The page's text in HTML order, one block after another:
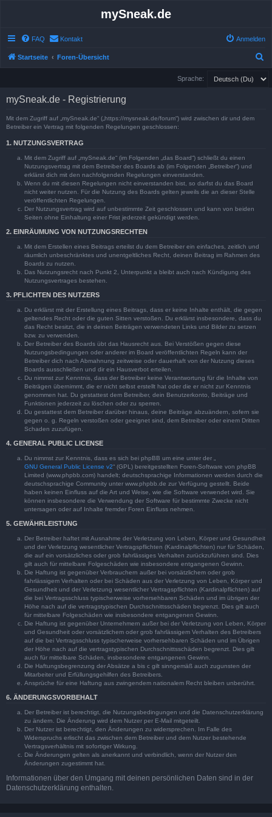
mySneak.de
FAQ Kontakt Anmelden
Startseite Foren-Übersicht
Sprache:
mySneak.de - Registrierung
Mit dem Zugriff auf „mySneak.de“ („https://mysneak.de/forum“) wird zwischen dir und dem
Betreiber ein Vertrag mit folgenden Regelungen geschlossen:
1. NUTZUNGSVERTRAG
Mit dem Zugriff auf „mySneak.de“ (im Folgenden „das Board“) schließt du einen
Nutzungsvertrag mit dem Betreiber des Boards ab (im Folgenden „Betreiber“) und
erklärst dich mit den nachfolgenden Regelungen einverstanden.
Wenn du mit diesen Regelungen nicht einverstanden bist, so darfst du das Board
nicht weiter nutzen. Für die Nutzung des Boards gelten jeweils die an dieser Stelle
veröffentlichten Regelungen.
Der Nutzungsvertrag wird auf unbestimmte Zeit geschlossen und kann von beiden
Seiten ohne Einhaltung einer Frist jederzeit gekündigt werden.
2. EINRÄUMUNG VON NUTZUNGSRECHTEN
Mit dem Erstellen eines Beitrags erteilst du dem Betreiber ein einfaches, zeitlich und
räumlich unbeschränktes und unentgeltliches Recht, deinen Beitrag im Rahmen des
Boards zu nutzen.
Das Nutzungsrecht nach Punkt 2, Unterpunkt a bleibt auch nach Kündigung des
Nutzungsvertrages bestehen.
3. PFLICHTEN DES NUTZERS
Du erklärst mit der Erstellung eines Beitrags, dass er keine Inhalte enthält, die gegen
geltendes Recht oder die guten Sitten verstoßen. Du erklärst insbesondere, dass du
das Recht besitzt, die in deinen Beiträgen verwendeten Links und Bilder zu setzen
bzw. zu verwenden.
Der Betreiber des Boards übt das Hausrecht aus. Bei Verstößen gegen diese
Nutzungsbedingungen oder anderer im Board veröffentlichten Regeln kann der
Betreiber dich nach Abmahnung zeitweise oder dauerhaft von der Nutzung dieses
Boards ausschließen und dir ein Hausverbot erteilen.
Du nimmst zur Kenntnis, dass der Betreiber keine Verantwortung für die Inhalte von
Beiträgen übernimmt, die er nicht selbst erstellt hat oder die er nicht zur Kenntnis
genommen hat. Du gestattest dem Betreiber, dein Benutzerkonto, Beiträge und
Funktionen jederzeit zu löschen oder zu sperren.
Du gestattest dem Betreiber darüber hinaus, deine Beiträge abzuändern, sofern sie
gegen o. g. Regeln verstoßen oder geeignet sind, dem Betreiber oder einem Dritten
Schaden zuzufügen.
4. GENERAL PUBLIC LICENSE
Du nimmst zur Kenntnis, dass es sich bei phpBB um eine unter der „
GNU General Public License v2“ (GPL) bereitgestellten Foren-Software von phpBB
Limited (www.phpbb.com) handelt; deutschsprachige Informationen werden durch die
deutschsprachige Community unter www.phpbb.de zur Verfügung gestellt. Beide
haben keinen Einfluss auf die Art und Weise, wie die Software verwendet wird. Sie
können insbesondere die Verwendung der Software für bestimmte Zwecke nicht
untersagen oder auf Inhalte fremder Foren Einfluss nehmen.
5. GEWÄHRLEISTUNG
Der Betreiber haftet mit Ausnahme der Verletzung von Leben, Körper und Gesundheit
und der Verletzung wesentlicher Vertragspflichten (Kardinalpflichten) nur für Schäden,
die auf ein vorsätzliches oder grob fahrlässiges Verhalten zurückzuführen sind. Dies
gilt auch für mittelbare Folgeschäden wie insbesondere entgangenen Gewinn.
Die Haftung ist gegenüber Verbrauchern außer bei vorsätzlichem oder grob
fahrlässigem Verhalten oder bei Schäden aus der Verletzung von Leben, Körper und
Gesundheit und der Verletzung wesentlicher Vertragspflichten (Kardinalpflichten) auf
die bei Vertragsschluss typischerweise vorhersehbaren Schäden und im übrigen der
Höhe nach auf die vertragstypischen Durchschnittsschäden begrenzt. Dies gilt auch
für mittelbare Folgeschäden wie insbesondere entgangenen Gewinn.
Die Haftung ist gegenüber Unternehmern außer bei der Verletzung von Leben, Körper
und Gesundheit oder vorsätzlichem oder grob fahrlässigem Verhalten des Betreibers
auf die bei Vertragsschluss typischerweise vorhersehbaren Schäden und im Übrigen
der Höhe nach auf die vertragstypischen Durchschnittsschäden begrenzt. Dies gilt
auch für mittelbare Schäden, insbesondere entgangenen Gewinn.
Die Haftungsbegrenzung der Absätze a bis c gilt sinngemäß auch zugunsten der
Mitarbeiter und Erfüllungsgehilfen des Betreibers.
Ansprüche für eine Haftung aus zwingendem nationalem Recht bleiben unberührt.
6. ÄNDERUNGSVORBEHALT
Der Betreiber ist berechtigt, die Nutzungsbedingungen und die Datenschutzerklärung
zu ändern. Die Änderung wird dem Nutzer per E-Mail mitgeteilt.
Der Nutzer ist berechtigt, den Änderungen zu widersprechen. Im Falle des
Widerspruchs erlischt das zwischen dem Betreiber und dem Nutzer bestehende
Vertragsverhältnis mit sofortiger Wirkung.
Die Änderungen gelten als anerkannt und verbindlich, wenn der Nutzer den
Änderungen zugestimmt hat.
Informationen über den Umgang mit deinen persönlichen Daten sind in der
Datenschutzerklärung enthalten.